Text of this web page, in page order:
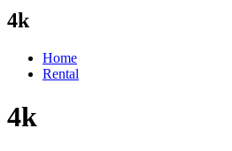
4k
Home
Rental
4k